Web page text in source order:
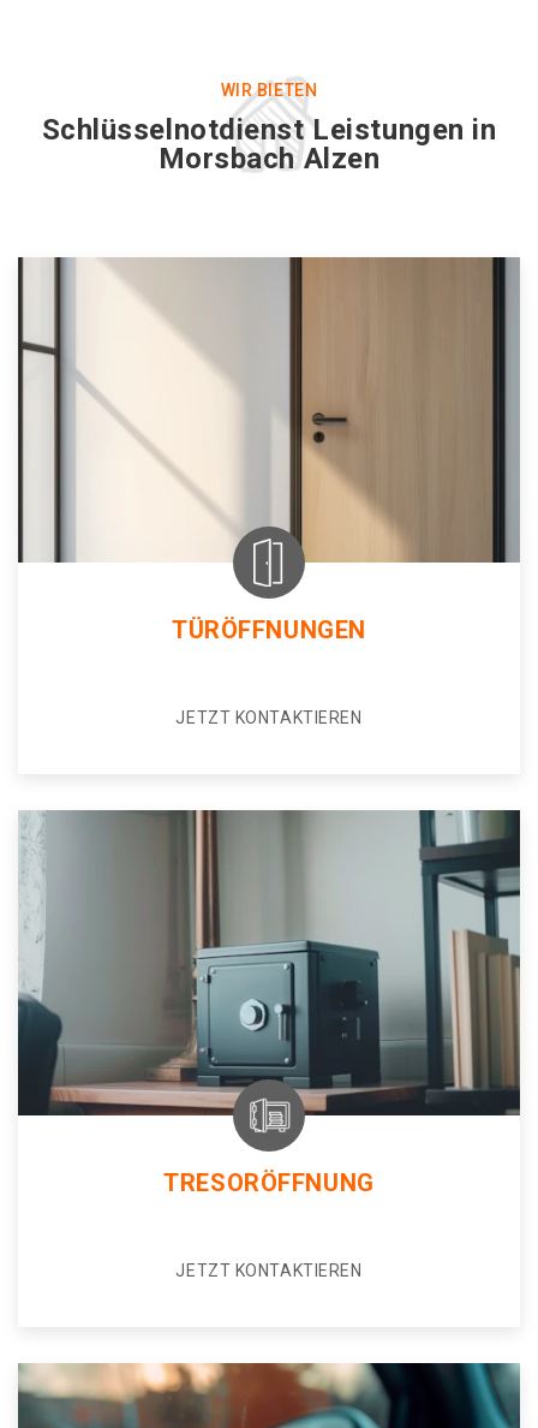
WIR BIETEN
Schlüsselnotdienst Leistungen in
Morsbach Alzen
TÜRÖFFNUNGEN
JETZT KONTAKTIEREN
TRESORÖFFNUNG
JETZT KONTAKTIEREN